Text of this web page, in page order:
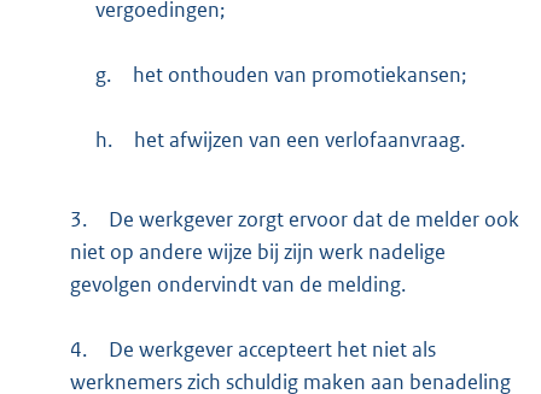
vergoedingen;
g. het onthouden van promotiekansen;
h. het afwijzen van een verlofaanvraag.
3.
De werkgever zorgt ervoor dat de melder ook
niet op andere wijze bij zijn werk nadelige
gevolgen ondervindt van de melding.
4.
De werkgever accepteert het niet als
werknemers zich schuldig maken aan benadeling